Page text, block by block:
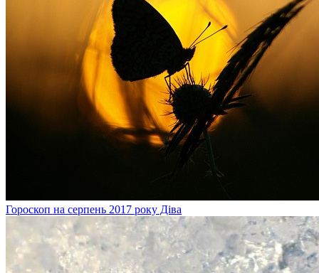
Гороскоп на серпень 2017 року Діва